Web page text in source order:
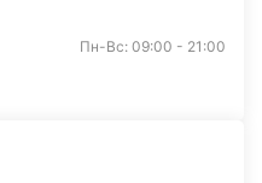
Пн-Вс: 09:00 - 21:00